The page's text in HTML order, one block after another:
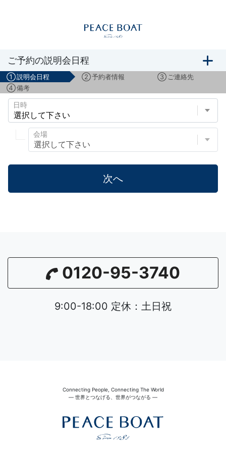
ボランティアスタッフ募集説明会のご予約
ご予約の説明会日程
①説明会日程 ②予約者情報 ③ ご連絡先
④備考
日時
会場
次へ
0120-95-3740
9:00-18:00 定休：土日祝
Connecting People, Connecting The World
― 世界とつなげる、世界がつながる ―